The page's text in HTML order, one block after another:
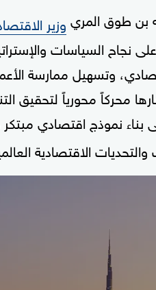
بن طوق المري وزير
نجاح السياسات
وتسهيل ممارسة
محركاً محورياً لتحقيق
بناء نموذج اقتصادي
الاقتصادية